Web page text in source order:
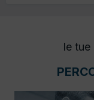
le tue